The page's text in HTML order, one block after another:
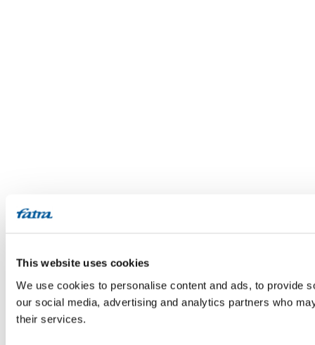
This website uses cookies
We use cookies to personalise content and ads, to provide
our social media, advertising and analytics partners who
their services.